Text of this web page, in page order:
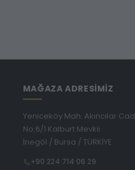
MAĞAZA ADRESİMİZ
Yeniceköy Mah. Akıncılar Cad.
No:6/1 Kalburt Mevkii
İnegöl / Bursa / TÜRKİYE
+90 224 714 06 29